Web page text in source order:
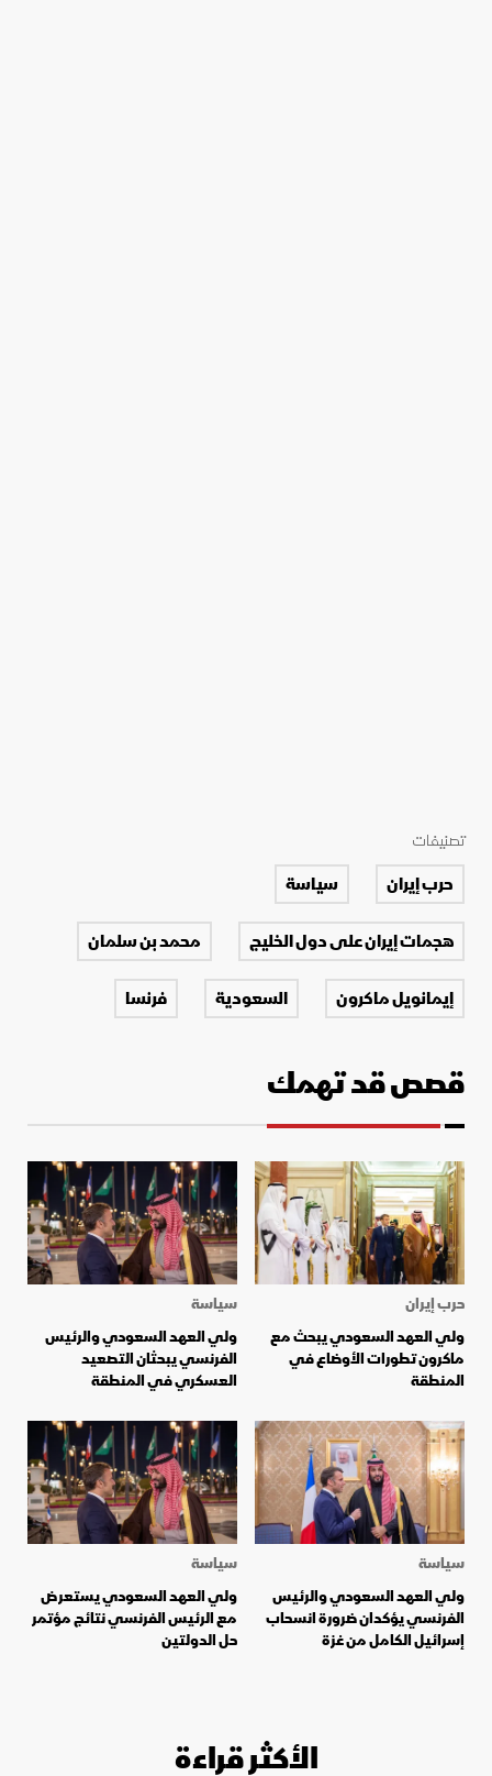
تصنيفات
حرب إيران
سياسة
هجمات إيران على دول الخليج
محمد بن سلمان
إيمانويل ماكرون
السعودية فرنسا
قصص قد تهمك
حرب إيران
ولي العهد السعودي يبحث مع
ماكرون تطورات الأوضاع في
المنطقة
سياسة
ولي العهد السعودي والرئيس
الفرنسي يبحثان التصعيد
العسكري في المنطقة
سياسة
ولي العهد السعودي والرئيس
الفرنسي يؤكدان ضرورة انسحاب
إسرائيل الكامل من غزة
سياسة
ولي العهد السعودي يستعرض
مع الرئيس الفرنسي نتائج مؤتمر
حل الدولتين
الأكثر قراءة